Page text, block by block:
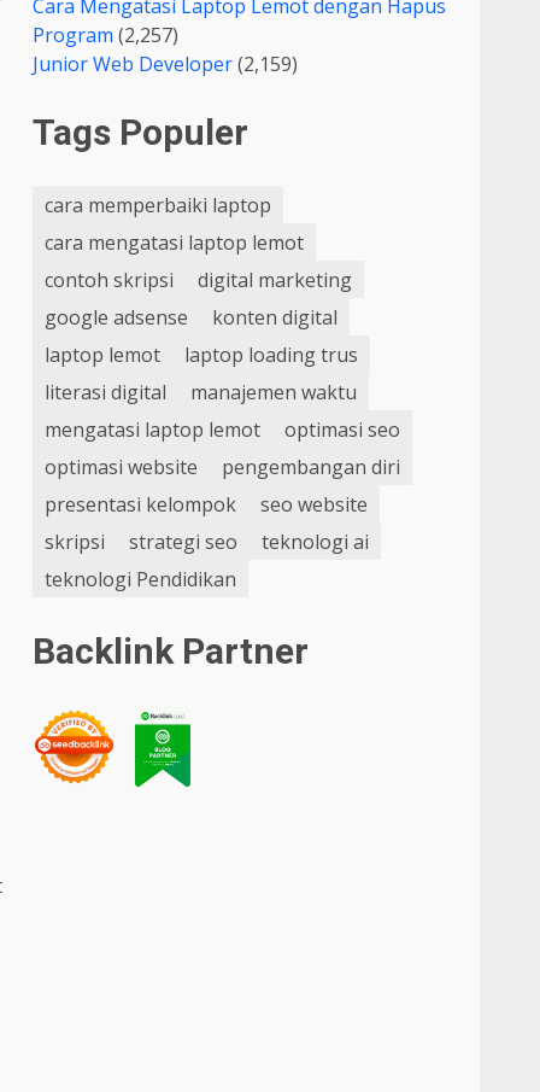
Cara Mengatasi Laptop Lemot dengan Hapus
Program (2,257)
Junior Web Developer(2,159)
Tags Populer
cara memperbaiki laptop
cara mengatasi laptop lemot
contoh skripsi
digital marketing
google adsense
konten digital
laptop lemot
laptop loading trus
literasi digital
manajemen waktu
mengatasi laptop lemot
optimasi seo
optimasi website
pengembangan diri
presentasi kelompok
seo website
skripsi
strategi seo
teknologi ai
teknologi Pendidikan
Backlink Partner